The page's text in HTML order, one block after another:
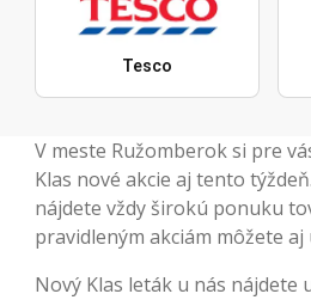
Tesco
V meste Ružomberok si pre
Klas nové akcie aj tento
nájdete vždy širokú ponuku
pravidleným akciám môžete aj
Nový Klas leták u nás nájdete